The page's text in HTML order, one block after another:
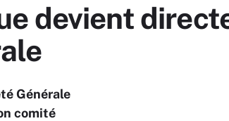
devient
Générale
comité